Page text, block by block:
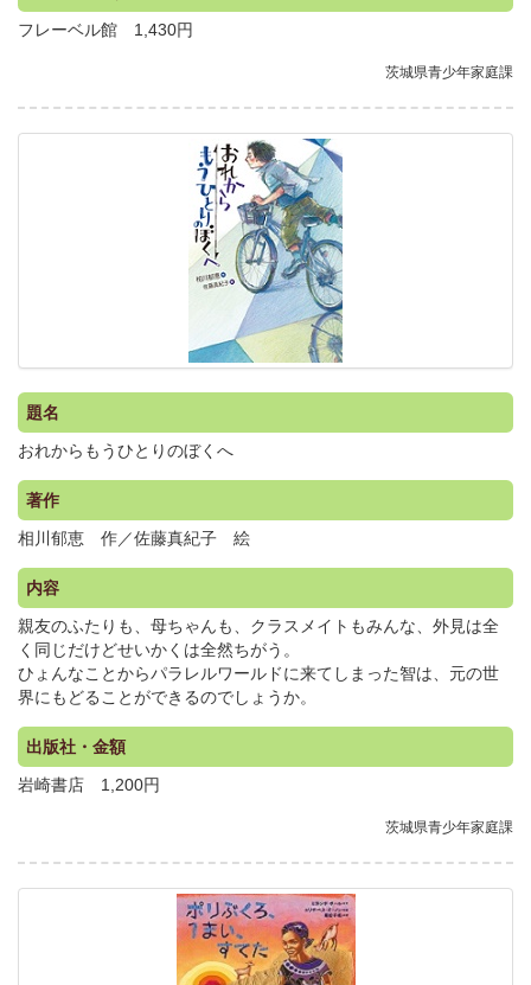
フレーベル館 1,430円
茨城県青少年家庭課
題名
おれからもうひとりのぼくへ
著作
相川郁恵 作／佐藤真紀子 絵
内容
親友のふたりも、母ちゃんも、クラスメイトもみんな、外見は全
く同じだけどせいかくは全然ちがう。
ひょんなことからパラレルワールドに来てしまった智は、元の世
界にもどることができるのでしょうか。
出版社・金額
岩崎書店 1,200円
茨城県青少年家庭課